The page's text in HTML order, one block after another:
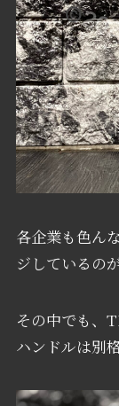
各企業も色ん
ジしているの
その中でも、
ハンドルは別格